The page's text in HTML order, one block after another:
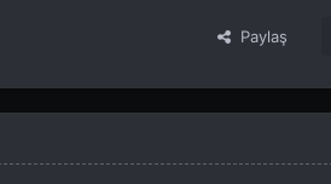
Paylaş